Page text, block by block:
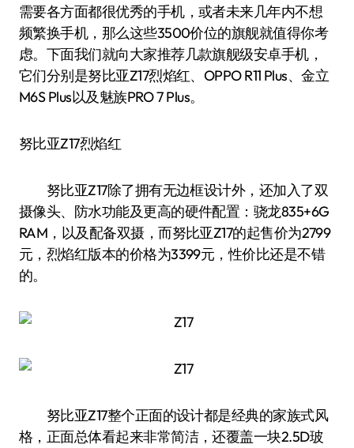
需要各方面都很优秀的手机，或者未来几年内不想
频繁换手机，那么这些3500价位的旗舰就值得你考
虑。下面我们就向大家推荐几款旗舰级安卓手机，
它们分别是努比亚Z17烈焰红、OPPO R11 Plus、金立
M6S Plus以及魅族PRO 7 Plus。
努比亚Z17烈焰红
努比亚Z17除了拥有无边框设计外，还加入了双
摄像头、防水功能及更高的硬件配置：骁龙835+6G
RAM，以及配备双摄，而努比亚Z17的起售价为2799
元，烈焰红版本的价格为3399元，性价比还是不错
的。
努比亚Z17整个正面的设计都是经典的家族式风
格，正面总体看起来非常简洁，还覆盖一块2.5D玻